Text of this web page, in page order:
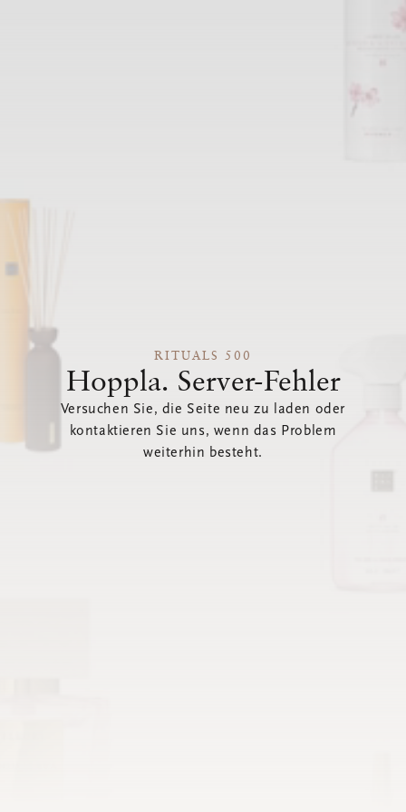
RITUALS 500
Hoppla. Server-Fehler
Versuchen Sie, die Seite neu zu laden oder
kontaktieren Sie uns, wenn das Problem
weiterhin besteht.